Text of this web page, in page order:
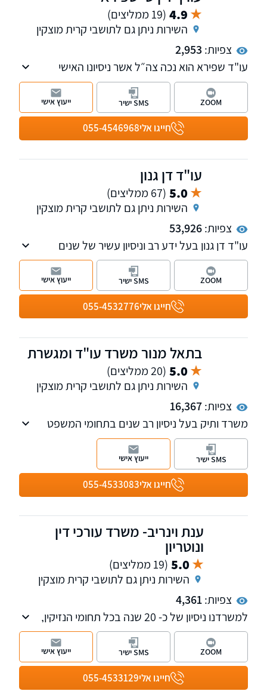
4.9 (19 ממליצים)
השירות ניתן גם לתושבי קרית מוצקין
צפיות: 2,953
עו"ד שפירא הוא נכה צה״ל אשר ניסיונו האישי
הוביל אותו לעסוק במקצוע. המשרד מעניק ליווי
וייצוג משפטי בתחום נזקי הגוף והביטוח על כל
רבדיו, ייצוג נאשמים בעבירות תכנון ובניה.
חייגו אלי055-4546968
ZOOM SMS ישיר ייעוץ אישי
עו"ד דן גנון
5.0 (67 ממליצים)
השירות ניתן גם לתושבי קרית מוצקין
צפיות:53,926
עו"ד דן גנון בעל ידע רב וניסיון עשיר של שנים
רבות. עבד בעבר בבית הדין לעבודה בחיפה ועוסק
אך ורק בתביעות מתחום הביטוח הלאומי, נזקי גוף
ודיני עבודה.
חייגו אלי055-4532776
ZOOM SMS ישיר ייעוץ אישי
בתאל מנור משרד עו"ד ומגשרת
5.0 (20 ממליצים)
השירות ניתן גם לתושבי קרית מוצקין
צפיות:16,367
משרד ותיק בעל ניסיון רב שנים בתחומי המשפט
האזרחי. מחיקת חובות וחדלות פירעון-פשיטת רגל,
הוצל"פ וגביה. תאונות דרכים ועבודה כולל תביעת
ביטוח לאומי ועדות רפואיות. ייפוי כוח מתמשך,
צוואות ירושות.
חייגו אלי055-4533083
SMS ישיר ייעוץ אישי
ענת וינריב- משרד עורכי דין
ונוטריון
5.0 (19 ממליצים)
השירות ניתן גם לתושבי קרית מוצקין
צפיות:4,361
למשרדנו ניסיון של כ- 20 שנה בכל תחומי הנזיקין,
לרבות ייצוג בפני הביטוח הלאומי ומשרד הביטחון.
כמו כן, ניתנים שירותים משפטיים בתחומים עריכת
צוואות, ייפוי כוח מתמשך ואפוטרופוס. למשרדנו
שלוחות בצפון ובמרכז הארץ.
חייגו אלי055-4533129
ZOOM SMS ישיר ייעוץ אישי